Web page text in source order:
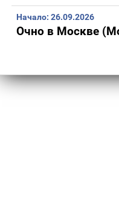
Начало: 26.09.2026
Очно в Москве